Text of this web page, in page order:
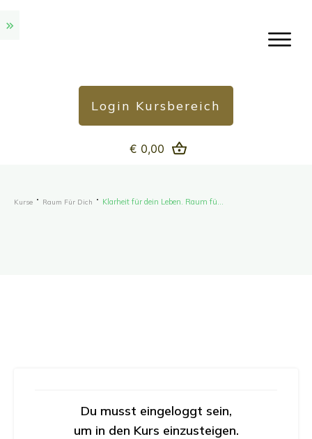
Login Kursbereich
€ 0,00
Kurse Raum Für Dich
Du musst eingeloggt sein,
um in den Kurs einzusteigen.